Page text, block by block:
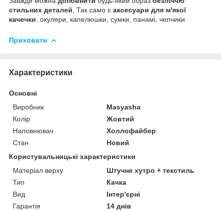
стильних деталей , Так само є аксесуари для м'якої
качечки: окуляри, капелюшки, сумки, панамі, чепчики.
Приховати
Характеристики
Основні
Виробник
Masyasha
Колір
Жовтий
Наповнювач
Холлофайбер
Стан
Новий
Користувальницькі характеристики
Матеріал верху
Штучне хутро + текстиль
Тип
Качка
Вид
Інтер'єрні
Гарантія
14 днів